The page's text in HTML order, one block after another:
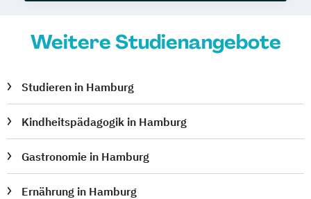
Weitere Studienangebote
Studieren in Hamburg
Kindheitspädagogik in Hamburg
Gastronomie in Hamburg
Ernährung in Hamburg